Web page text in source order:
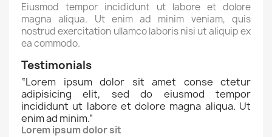
Eiusmod tempor incididunt ut labore et dolore
magna aliqua. Ut enim ad minim veniam, quis
nostrud exercitation ullamco laboris nisi ut aliquip ex
ea commodo.
Testimonials
“Lorem ipsum dolor sit amet conse ctetur
adipisicing elit, sed do eiusmod tempor
incididunt ut labore et dolore magna aliqua. Ut
enim ad minim.”
Lorem ipsum dolor sit